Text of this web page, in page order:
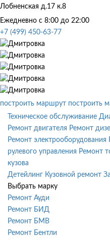
Лобненская д.17 к.8
Ежедневно с 8:00 до 22:00
+7 (499) 450-63-77
построить маршрут построить
Техническое обслуживание
Ремонт двигателя Ремонт
Ремонт электрооборудования
рулевого управления Ремонт
кузова
Детейлинг Кузовной ремонт
Выбрать марку
Ремонт Ауди
Ремонт БИД
Ремонт БМВ
Ремонт Бентли